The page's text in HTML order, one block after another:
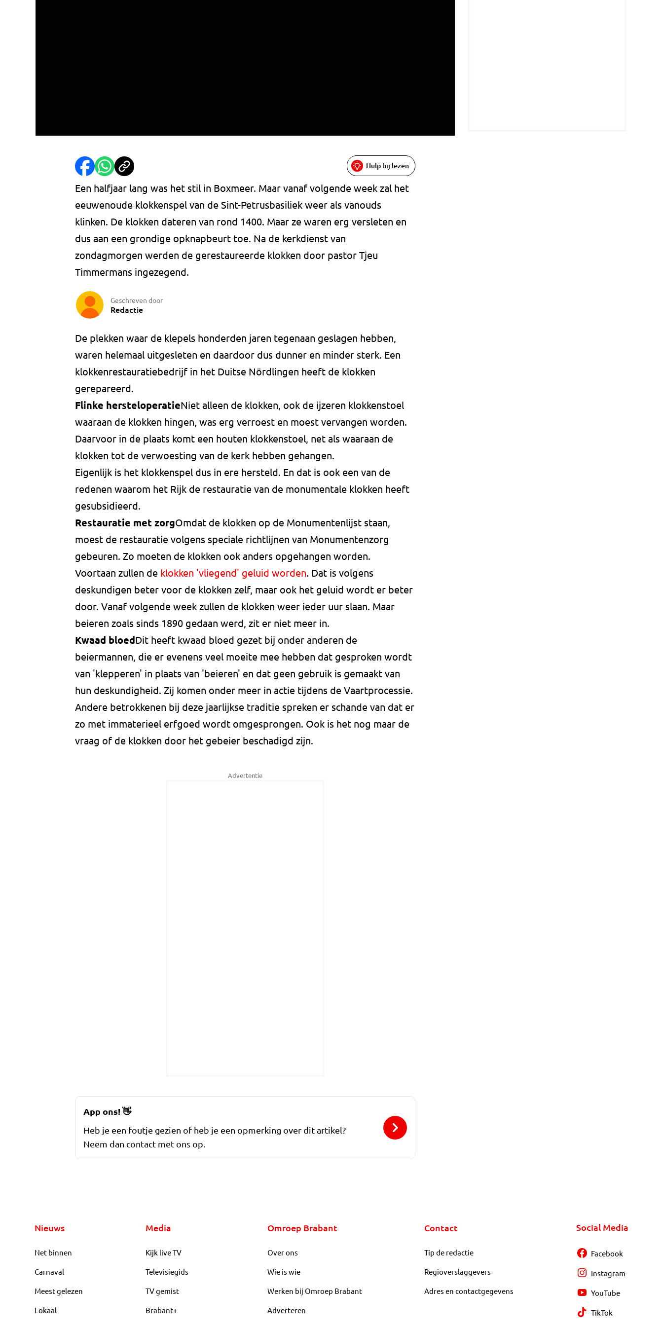
Hulp bij lezen
Een halfjaar lang was het stil in Boxmeer. Maar vanaf volgende week zal het
eeuwenoude klokkenspel van de Sint-Petrusbasiliek weer als vanouds
klinken. De klokken dateren van rond 1400. Maar ze waren erg versleten en
dus aan een grondige opknapbeurt toe. Na de kerkdienst van
zondagmorgen werden de gerestaureerde klokken door pastor Tjeu
Timmermans ingezegend.
Geschreven door
Redactie
De plekken waar de klepels honderden jaren tegenaan geslagen hebben,
waren helemaal uitgesleten en daardoor dus dunner en minder sterk. Een
klokkenrestauratiebedrijf in het Duitse Nördlingen heeft de klokken
gerepareerd.
Flinke hersteloperatieNiet alleen de klokken, ook de ijzeren klokkenstoel
waaraan de klokken hingen, was erg verroest en moest vervangen worden.
Daarvoor in de plaats komt een houten klokkenstoel, net als waaraan de
klokken tot de verwoesting van de kerk hebben gehangen.
Eigenlijk is het klokkenspel dus in ere hersteld. En dat is ook een van de
redenen waarom het Rijk de restauratie van de monumentale klokken heeft
gesubsidieerd.
Restauratie met zorgOmdat de klokken op de Monumentenlijst staan,
moest de restauratie volgens speciale richtlijnen van Monumentenzorg
gebeuren. Zo moeten de klokken ook anders opgehangen worden.
Voortaan zullen de klokken 'vliegend' geluid worden. Dat is volgens
deskundigen beter voor de klokken zelf, maar ook het geluid wordt er beter
door. Vanaf volgende week zullen de klokken weer ieder uur slaan. Maar
beieren zoals sinds 1890 gedaan werd, zit er niet meer in.
Kwaad bloedDit heeft kwaad bloed gezet bij onder anderen de
beiermannen, die er evenens veel moeite mee hebben dat gesproken wordt
van 'klepperen' in plaats van 'beieren' en dat geen gebruik is gemaakt van
hun deskundigheid. Zij komen onder meer in actie tijdens de Vaartprocessie.
Andere betrokkenen bij deze jaarlijkse traditie spreken er schande van dat er
zo met immaterieel erfgoed wordt omgesprongen. Ook is het nog maar de
vraag of de klokken door het gebeier beschadigd zijn.
Advertentie
App ons!👋
Heb je een foutje gezien of heb je een opmerking over dit artikel?
Neem dan contact met ons op.
Nieuws
Net binnen
Carnaval
Meest gelezen
Lokaal
Media
Kijk live TV
Televisiegids
TV gemist
Brabant+
Omroep Brabant
Over ons
Wie is wie
Werken bij Omroep Brabant
Adverteren
Contact
Tip de redactie
Regioverslaggevers
Adres en contactgegevens
Social Media
Facebook
Instagram
YouTube
TikTok